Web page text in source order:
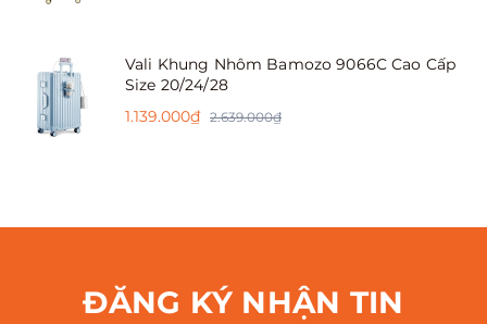
Vali Khung Nhôm Bamozo 9066C Cao Cấp
Size 20/24/28
1.139.000₫ 2.639.000₫
ĐĂNG KÝ NHẬN TIN